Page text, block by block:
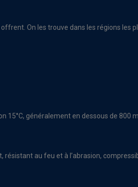
On les trouve dans les régions les
15°C, généralement en dessous de 800
résistant au feu et à l’abrasion,